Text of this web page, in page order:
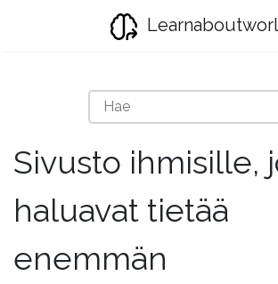
Sivusto ihmisille,
haluavat tietää
enemmän